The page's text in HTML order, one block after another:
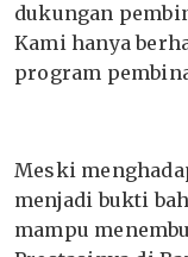
dukungan
Kami hanya
program
Meski
menjadi bukti
mampu